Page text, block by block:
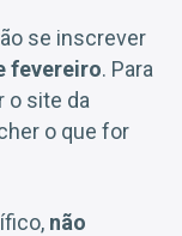
se inscrever
fevereiro. Para
o site da
o que for
não